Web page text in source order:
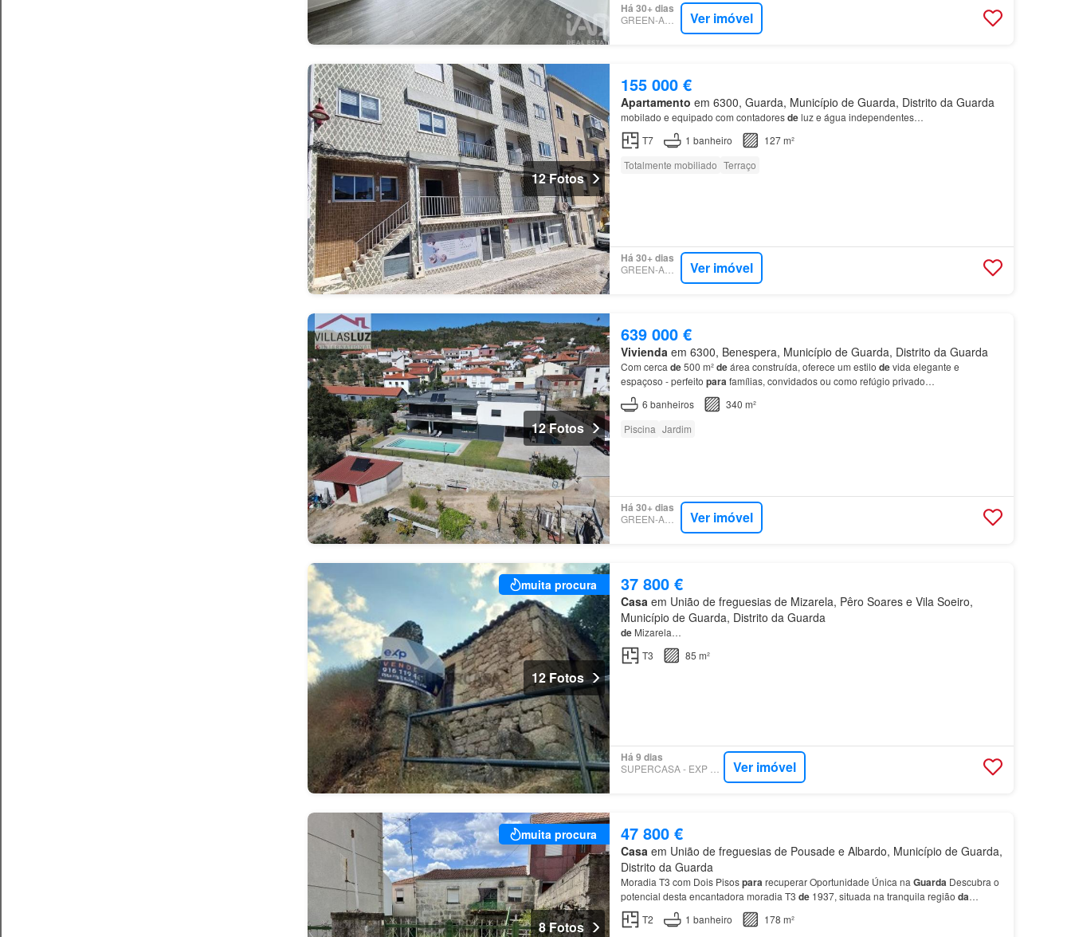
Há 30+ dias
GREEN-ACRES Ver imóvel
12 Fotos
155 000 €
Apartamento em 6300, Guarda, Município de Guarda, Distrito da Guarda
mobilado e equipado com contadoresdeluz e água independentes…
T7
1 banheiro
127 m²
Totalmente mobiliado Terraço
Há 30+ dias
GREEN-ACRES Ver imóvel
12 Fotos
639 000 €
Vivienda em 6300, Benespera, Município de Guarda, Distrito da Guarda
Com cerca de500 m²deárea construída, oferece um estilo devida elegante e
espaçoso - perfeito para famílias, convidados ou como refúgio privado…
6 banheiros
340 m²
Piscina Jardim
Há 30+ dias
GREEN-ACRES Ver imóvel
muita procura
12 Fotos
37 800 €
Casa em União de freguesias de Mizarela, Pêro Soares e Vila Soeiro,
Município de Guarda, Distrito da Guarda
deMizarela…
T3
85 m²
Há 9 dias
Ver imóvel
muita procura
8 Fotos
47 800 €
Casa em União de freguesias de Pousade e Albardo, Município de Guarda,
Distrito da Guarda
Moradia T3 com Dois Pisospara recuperar Oportunidade Única na Guarda Descubra o
potencial desta encantadora moradia T3 de1937, situada na tranquila região da
Guarda
T2 1 banheiro 178 m²